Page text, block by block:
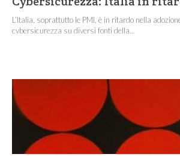
L’Italia, soprattutto le PMI, è in ritardo nella
cybersicurezza su diversi fonti della...